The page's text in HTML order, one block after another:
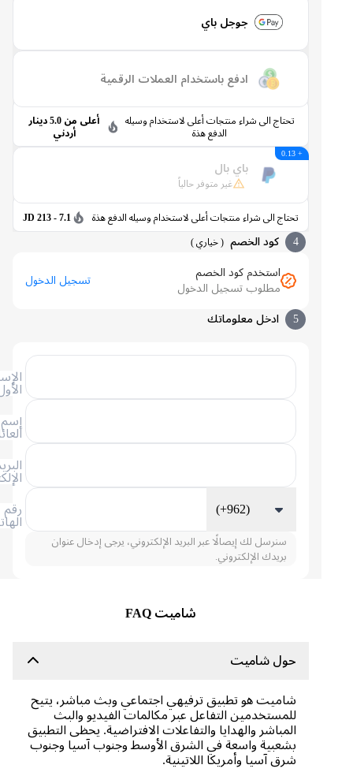
جوجل باي
ادفع باستخدام العملات الرقمية
تحتاج الى شراء منتجات أعلى لاستخدام وسيله
أعلى من 5.0 دينار
باي بال
غير متوفر حالياً
تحتاج الى شراء منتجات أعلى لاستخدام وسيله الدفع هذة 7.1 - 213 JD
كود الخصم (خياري )
استخدم كود الخصم
مطلوب تسجيل الدخول
تسجيل الدخول
ادخل معلوماتك
العائلة
الإلكتروني
الهاتف
(+962)
سنرسل لك إيصالًا عبر البريد الإلكتروني، يرجى إدخال عنوان
بريدك الإلكتروني.
شاميت FAQ
حول شاميت
شاميت هو تطبيق ترفيهي اجتماعي وبث مباشر، يتيح
للمستخدمين التفاعل عبر مكالمات الفيديو والبث
المباشر والهدايا والتفاعلات الافتراضية. يحظى التطبيق
بشعبية واسعة في الشرق الأوسط وجنوب آسيا وجنوب
شرق آسيا وأمريكا اللاتينية.